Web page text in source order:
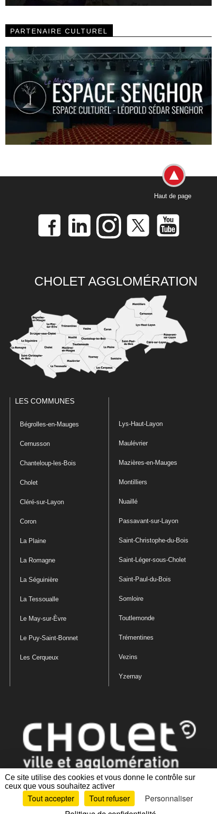
Ce site utilise des cookies et vous donne le contrôle sur
ceux que vous souhaitez activer
Tout accepter Tout refuser
Personnaliser
PARTENAIRE CULTUREL
Haut de page
CHOLET AGGLOMÉRATION
LES COMMUNES
Bégrolles-en-Mauges
Cernusson
Chanteloup-les-Bois
Cholet
Cléré-sur-Layon
Coron
La Plaine
La Romagne
La Séguinière
La Tessoualle
Le May-sur-Èvre
Le Puy-Saint-Bonnet
Les Cerqueux
Lys-Haut-Layon
Maulévrier
Mazières-en-Mauges
Montilliers
Nuaillé
Passavant-sur-Layon
Saint-Christophe-du-Bois
Saint-Léger-sous-Cholet
Saint-Paul-du-Bois
Somloire
Toutlemonde
Trémentines
Vezins
Yzernay
Mentions légales|Politique de confidentialité
des cookies |Plan du site Accessibilité : partiellement conforme